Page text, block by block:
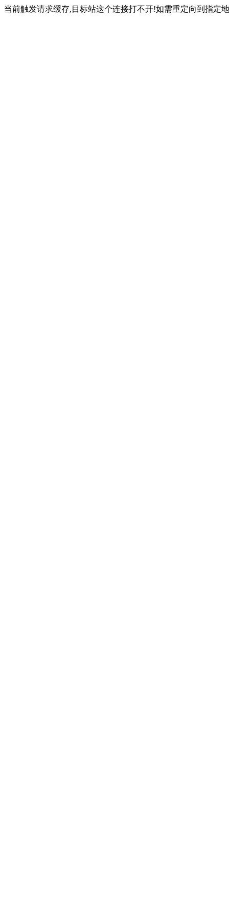
当前触发请求缓存,目标站这个连接打不开!如需重定向到指定